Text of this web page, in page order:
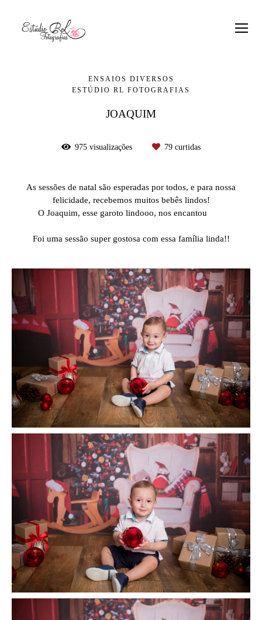
ENSAIOS DIVERSOS
ESTÚDIO RL FOTOGRAFIAS
JOAQUIM
975 visualizações 79 curtidas
As sessões de natal são esperadas por todos, e para nossa
felicidade, recebemos muitos bebês lindos!
O Joaquim, esse garoto lindooo, nos encantou
Foi uma sessão super gostosa com essa família linda!!